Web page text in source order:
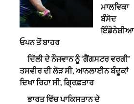
ਮਾਲਵਿਕਾ
ਬੰਸੋਦ
ਇੰਡੋਨੇਸ਼ੀਆ
ਓਪਨ ਤੋਂ ਬਾਹਰ
ਦਿੱਲੀ ਦੇ ਨੌਜਵਾਨ ਨੂੰ ‘ਗੈਂਗਸਟਰ ਵਰਗੀ’
ਤਸਵੀਰ ਦੀ ਲੋੜ ਸੀ, ਆਨਲਾਈਨ ਬੰਦੂਕਾਂ
ਦਿਖਾ ਰਿਹਾ ਸੀ, ਗ੍ਰਿਫ਼ਤਾਰ
ਭਾਰਤ ਵਿੱਚ ਪਾਕਿਸਤਾਨ ਦੇ